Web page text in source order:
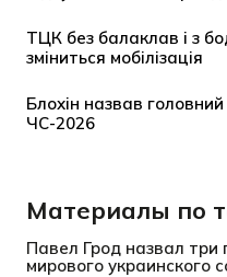
Материалы по
Павел Грод назвал три
мирового украинского